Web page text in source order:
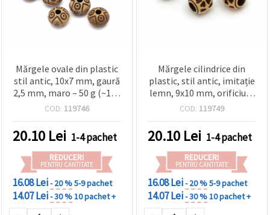
Mărgele ovale din plastic
stil antic, 10x7 mm, gaură
2,5 mm, maro – 50 g (~100
buc.)
COD: 119746
20.10 Lei 1-4 pachet
REDUCERI
PENTRU CANTITATE
16.08 Lei- 20 %5-9 pachet
14.07 Lei- 30 %10 pachet +
Mărgele cilindrice din
plastic, stil antic, imitație
lemn, 9x10 mm, orificiu: 5
mm, maro - 50 g (~100
COD: 119749
20.10 Lei 1-4 pachet
REDUCERI
PENTRU CANTITATE
16.08 Lei- 20 %5-9 pachet
14.07 Lei- 30 %10 pachet +